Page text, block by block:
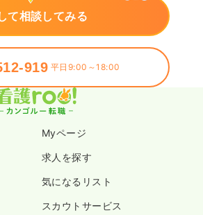
て相談してみる
919 平日9:00～18:00
Myページ
求人を探す
気になるリスト
スカウトサービス